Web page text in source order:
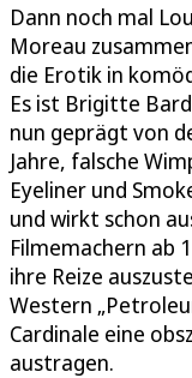
Dann noch mal
Moreau
die Erotik in
Es ist Brigitte
nun geprägt von
Jahre, falsche
Eyeliner und
und wirkt schon
Filmemachern ab
ihre Reize
Western
Cardinale eine
austragen.